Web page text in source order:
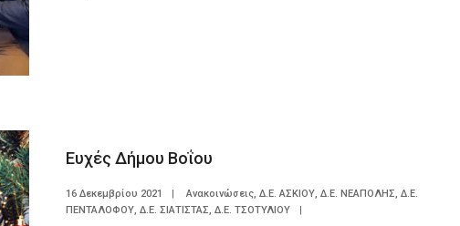
Ευχές Δήμου Βοΐου
16 Δεκεμβρίου 2021 | Ανακοινώσεις, Δ.Ε. ΑΣΚΙΟΥ, Δ.Ε. ΝΕΑΠΟΛΗΣ, Δ.Ε.
ΠΕΝΤΑΛΟΦΟΥ, Δ.Ε. ΣΙΑΤΙΣΤΑΣ, Δ.Ε. ΤΣΟΤΥΛΙΟΥ |